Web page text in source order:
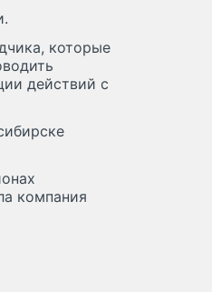
которые
действий с
компания